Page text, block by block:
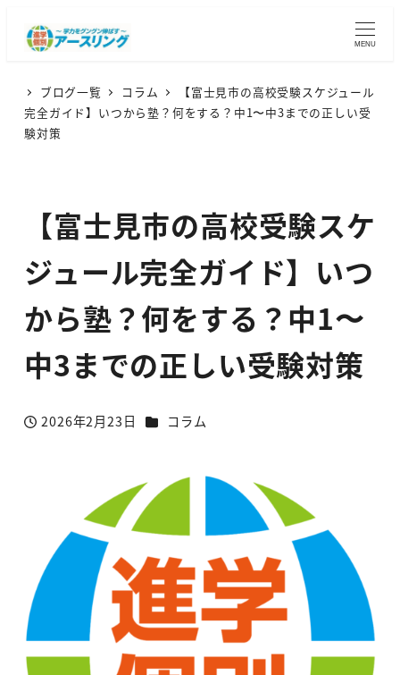
MENU
ブログ一覧 コラム
【富士見市の高校受験スケジュール
完全ガイド】いつから塾？何をする？中1〜中3までの正しい受
験対策
【富士見市の高校受験スケ
ジュール完全ガイド】いつ
から塾？何をする？中1〜
中3までの正しい受験対策
投稿日
2026年2月23日 カテゴリー
コラム